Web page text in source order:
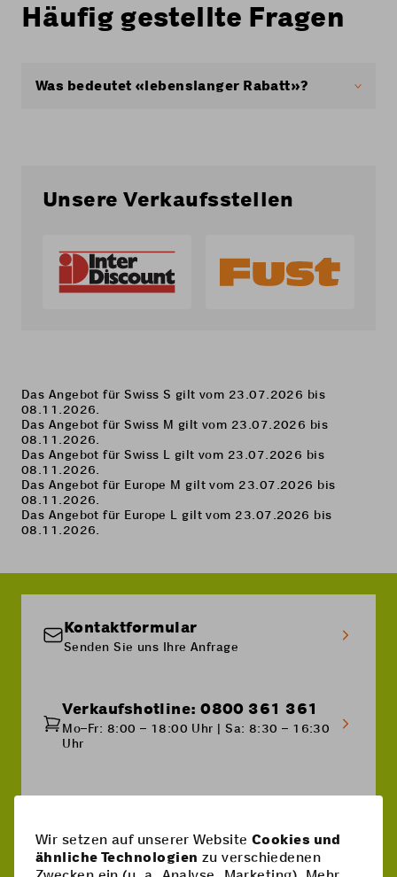
Häufig gestellte Fragen
Was bedeutet «lebenslanger Rabatt»?
bei Beendigung des Coop Mobile-Abos.
Unsere Verkaufsstellen
Das Angebot für Swiss S gilt vom 23.07.2026 bis
08.11.2026.
Das Angebot für Swiss M gilt vom 23.07.2026 bis
08.11.2026.
Das Angebot für Swiss L gilt vom 23.07.2026 bis
08.11.2026.
Das Angebot für Europe M gilt vom 23.07.2026 bis
08.11.2026.
Das Angebot für Europe L gilt vom 23.07.2026 bis
08.11.2026.
Kontaktformular
Senden Sie uns Ihre Anfrage
Verkaufshotline: 0800 361 361
Mo–Fr: 8:00 – 18:00 Uhr | Sa: 8:30 – 16:30
Uhr
Mo–Fr: 8:00 – 18:00 Uhr | Sa: 8:30 – 16:30
Uhr
Wir setzen auf unserer Website Cookies und
ähnliche Technologien zu verschiedenen